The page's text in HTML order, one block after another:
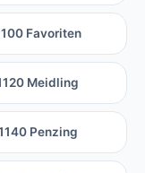
Favoriten
Meidling
Penzing